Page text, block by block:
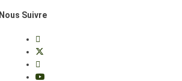
Nous Suivre